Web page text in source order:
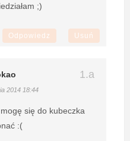
;)
Odpowiedz Usuń
2014 18:44
się do kubeczka
:(